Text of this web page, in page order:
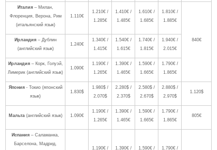
Италия – Милан,
Флоренция, Верона, Рим
(итальянский язык)
1.110€
1.210€ /
1.285€
1.410€ /
1.485€
1.610€ /
1.685€
1.810€ /
1.885€
840€
Ирландия – Дублин
(английский язык)
1.240€
1.340€ /
1.415€
1.540€ /
1.615€
1.740€ /
1.815€
1.940€ /
2.015€
Ирландия – Корк, Голуэй,
Лимерик (английский язык)
1.090€
1.190€ /
1.265€
1.390€ /
1.465€
1.590€ /
1.665€
1.790€ /
1.865€
Япония - Токио (японский
язык)
1.830$
1.980$ /
2.070$
2.280$ /
2.370$
2.580$ /
2.670$
2.880$ /
2.970$
1.120$
Мальта (английский язык) 1.090€
1.190€ /
1.265€
1.390€ /
1.465€
1.590€ /
1.665€
1.790€ /
1.865€
805€
Испания – Саламанка,
Барселона, Мадрид,
1.190€ / 1.390€ / 1.590€ /
1.790€ /